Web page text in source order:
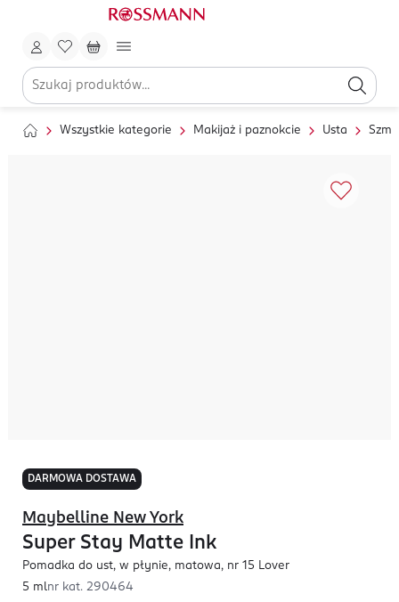
Wszystkie kategorie Makijaż i paznokcie Usta
DARMOWA DOSTAWA
Maybelline New York
Super Stay Matte Ink
Pomadka do ust, w płynie, matowa, nr 15 Lover
5 mlnr kat. 290464